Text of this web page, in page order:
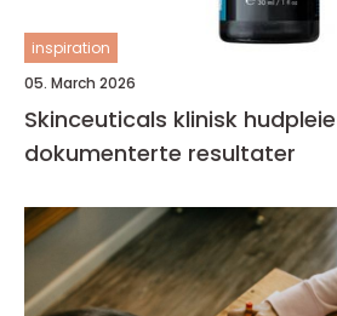
inspiration
05. March 2026
Skinceuticals klinisk hudpleie med
dokumenterte resultater